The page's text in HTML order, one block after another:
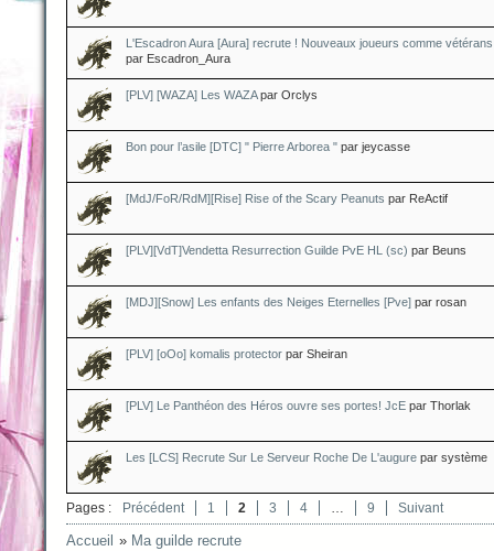
L'Escadron Aura [Aura] recrute ! Nouveaux joueurs comme
par Escadron_Aura
[PLV] [WAZA] Les WAZA par Orclys
Bon pour l’asile [DTC] " Pierre Arborea " par jeycasse
[MdJ/FoR/RdM][Rise] Rise of the Scary Peanuts par ReActif
[PLV][VdT]Vendetta Resurrection Guilde PvE HL (sc) par Beuns
[MDJ][Snow] Les enfants des Neiges Eternelles [Pve] par rosan
[PLV] [oOo] komalis protector par Sheiran
[PLV] Le Panthéon des Héros ouvre ses portes! JcE par Thorlak
Les [LCS] Recrute Sur Le Serveur Roche De L'augure par système
Pages : Précédent 1 2 3 4 … 9 Suivant
Accueil » Ma guilde recrute